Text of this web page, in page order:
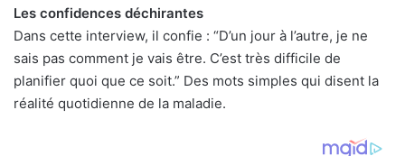
Les confidences déchirantes
Dans cette interview, il confie : “D’un jour à l’autre, je ne
sais pas comment je vais être. C’est très difficile de
planifier quoi que ce soit.” Des mots simples qui disent la
réalité quotidienne de la maladie.